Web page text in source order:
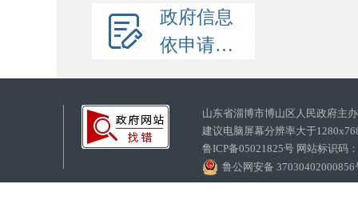
政府信息
依申请公开
山东省淄博市博山区人民政府
建议电脑屏幕分辨率大于
鲁ICP备05021825号 网站标识码
鲁公网安备 37030402000856